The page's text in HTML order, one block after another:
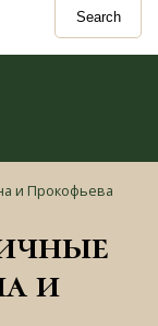
Search
и Прокофьева
и